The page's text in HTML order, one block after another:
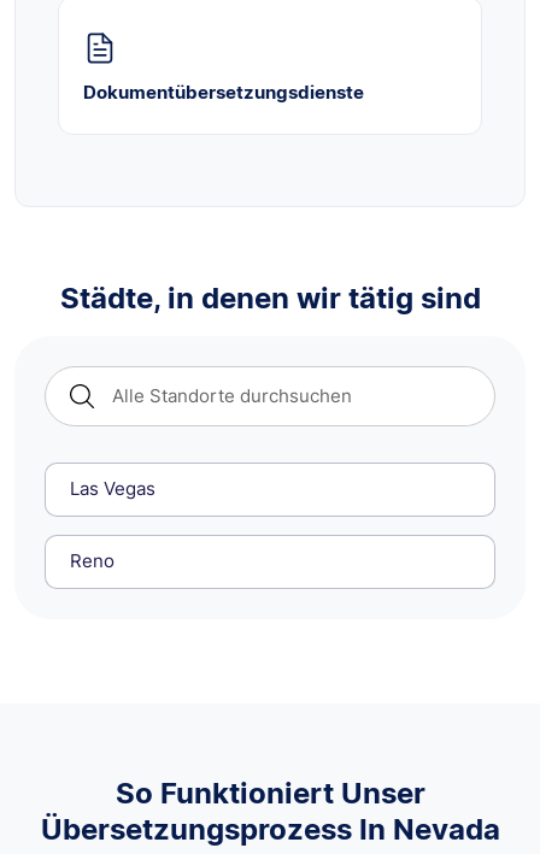
Dokumentübersetzungsdienste
Städte, in denen wir tätig sind
Las Vegas
Reno
So Funktioniert Unser
Übersetzungsprozess In Nevada